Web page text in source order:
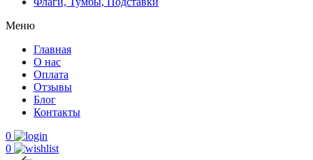
Меню
Главная
О нас
Оплата
Отзывы
Блог
Контакты
0
0